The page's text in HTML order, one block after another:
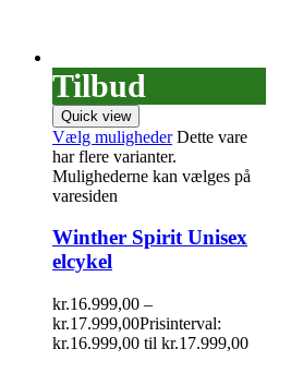
Tilbud
Quick view
Vælg muligheder Dette vare
har flere varianter.
Mulighederne kan vælges på
varesiden
Winther Spirit Unisex
elcykel
kr.16.999,00 –
kr.17.999,00Prisinterval:
kr.16.999,00 til kr.17.999,00